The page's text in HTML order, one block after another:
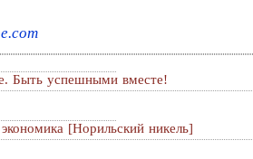
Быть успешными вместе!
[Норильский никель]